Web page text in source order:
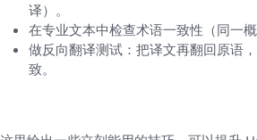
译）。
在专业文本中检查术语一致性（同一
做反向翻译测试：把译文再翻回原语
致。